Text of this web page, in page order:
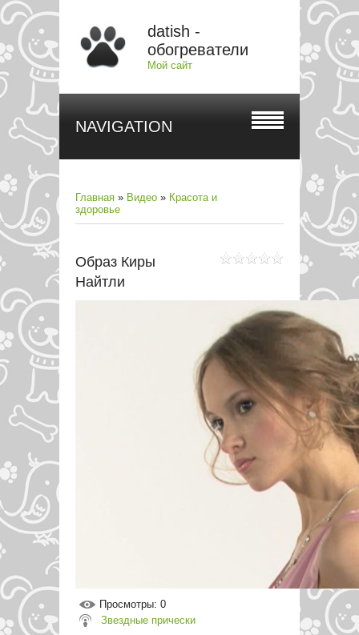
datish -
обогреватели
Мой сайт
NAVIGATION
Главная » Видео » Красота и
здоровье
Образ Киры
Найтли
Просмотры: 0
Звездные прически